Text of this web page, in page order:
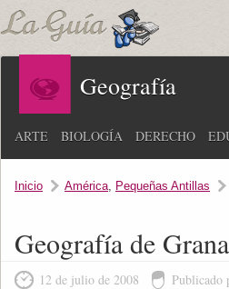
Geografía
ARTE BIOLOGÍA DERECHO
Inicio América, Pequeñas Antillas
Geografía de
12 de julio de 2008 Publicado